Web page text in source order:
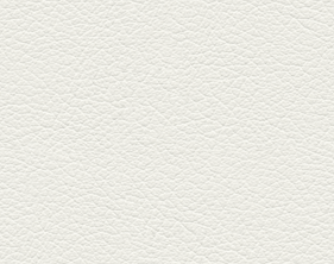
系にんにくパスタ
北区麻生田の人気店『多酒多菜
満月』へ。『しろ』水割で乾
杯！出...
2025年9月5日放送
あくまのポテサラ＆変わ
り天ぷら盛り合わせ
武蔵小路の「たぬきと銀杏」で
自慢の「変わり天ぷら」を
「KAORU」...